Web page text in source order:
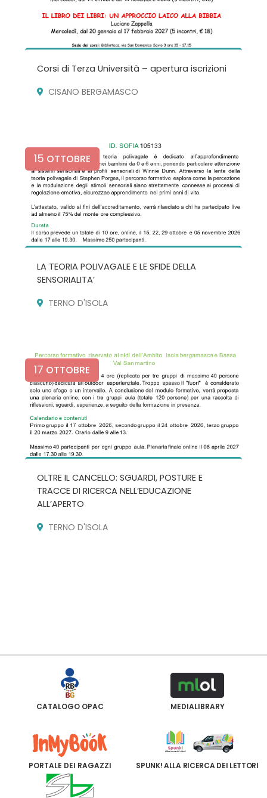
Corsi di Terza Università – apertura iscrizioni
CISANO BERGAMASCO
15 OTTOBRE
LA TEORIA POLIVAGALE E LE SFIDE DELLA
SENSORIALITA’
TERNO D'ISOLA
17 OTTOBRE
OLTRE IL CANCELLO: SGUARDI, POSTURE E
TRACCE DI RICERCA NELL’EDUCAZIONE
ALL’APERTO
TERNO D'ISOLA
CATALOGO OPAC MEDIALIBRARY
PORTALE DEI RAGAZZI SPUNK! ALLA RICERCA DEI LETTORI